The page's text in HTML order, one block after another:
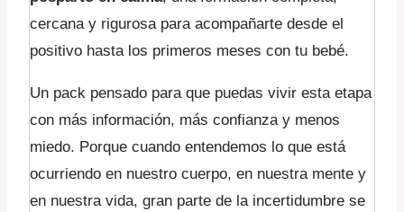
cercana y rigurosa para acompañarte desde el
positivo hasta los primeros meses con tu bebé.
Un pack pensado para que puedas vivir esta etapa
con más información, más confianza y menos
miedo. Porque cuando entendemos lo que está
ocurriendo en nuestro cuerpo, en nuestra mente y
en nuestra vida, gran parte de la incertidumbre se